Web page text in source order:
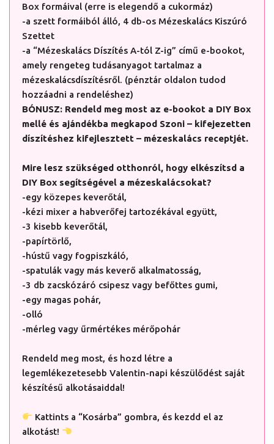
Box formáival (erre is elegendő a cukormáz)
-a szett formáiból álló, 4 db-os Mézeskalács Kiszúró
Szettet
-a “Mézeskalács Díszítés A-tól Z-ig” című e-bookot,
amely rengeteg tudásanyagot tartalmaz a
mézeskalácsdíszítésről. (pénztár oldalon tudod
hozzáadni a rendeléshez)
BÓNUSZ: Rendeld meg most az e-bookot a DIY Box
mellé és ajándékba megkapod Szoni – kifejezetten
díszítéshez kifejlesztett – mézeskalács receptjét.
Mire lesz szükséged otthonról, hogy elkészítsd a
DIY Box segítségével a mézeskalácsokat?
-egy közepes keverőtál,
-kézi mixer a habverőfej tartozékával együtt,
-3 kisebb keverőtál,
-papírtörlő,
-hústű vagy fogpiszkáló,
-spatulák vagy más keverő alkalmatosság,
-3 db zacskózáró csipesz vagy befőttes gumi,
-egy magas pohár,
-olló
-mérleg vagy űrmértékes mérőpohár
Rendeld meg most, és hozd létre a
legemlékezetesebb Valentin-napi készülődést saját
készítésű alkotásaiddal!
Kattints a “Kosárba” gombra, és kezdd el az
alkotást!